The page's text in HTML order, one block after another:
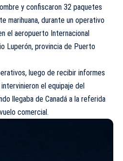
y confiscaron 32 paquetes
marihuana, durante un operativo
el aeropuerto Internacional
Luperón, provincia de Puerto
luego de recibir informes
el equipaje del
llegaba de Canadá a la referida
comercial.